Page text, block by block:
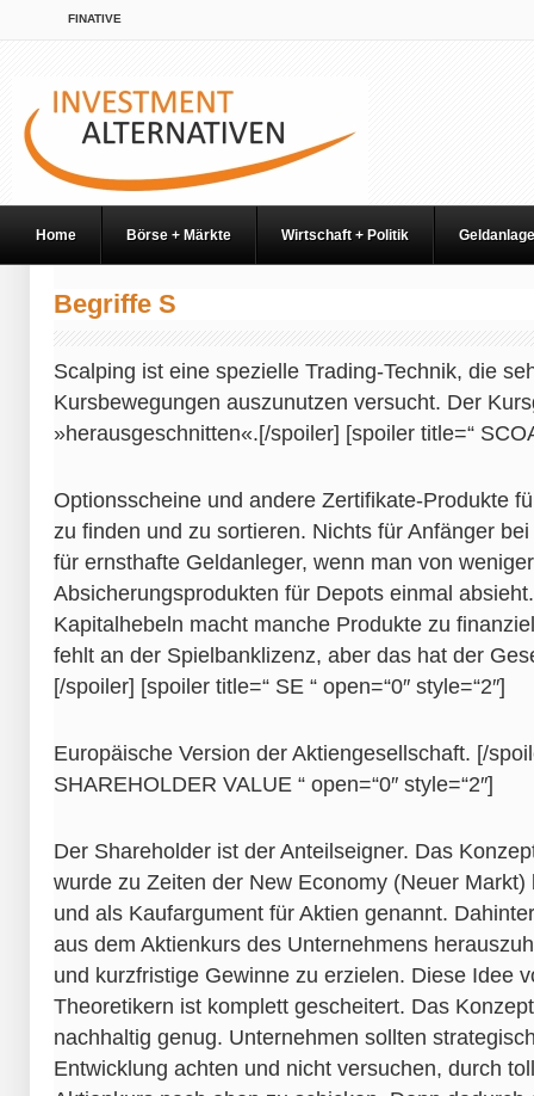
FINATIVE
Home Börse + Märkte Wirtschaft + Politik Geldanlage
Begriffe S
Scalping ist eine spezielle Trading-Technik, die
Kursbewegungen auszunutzen versucht. Der
»herausgeschnitten«.[/spoiler] [spoiler title=“
Optionsscheine und andere Zertifikate-Produkte
zu finden und zu sortieren. Nichts für Anfänger
für ernsthafte Geldanleger, wenn man von
Absicherungsprodukten für Depots einmal
Kapitalhebeln macht manche Produkte zu
fehlt an der Spielbanklizenz, aber das hat der
[/spoiler] [spoiler title=“ SE “ open=“0″ style=“2″]
Europäische Version der Aktiengesellschaft. [/
SHAREHOLDER VALUE “ open=“0″ style=“2″]
Der Shareholder ist der Anteilseigner. Das
wurde zu Zeiten der New Economy (Neuer
und als Kaufargument für Aktien genannt.
aus dem Aktienkurs des Unternehmens
und kurzfristige Gewinne zu erzielen. Diese Idee
Theoretikern ist komplett gescheitert. Das
nachhaltig genug. Unternehmen sollten
Entwicklung achten und nicht versuchen, durch